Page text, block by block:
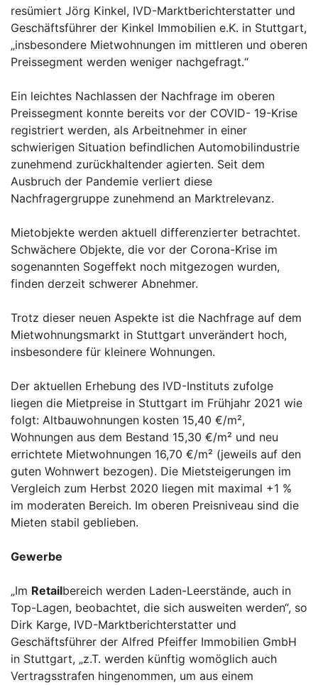
resümiert Jörg Kinkel, IVD-Marktberichterstatter und
Geschäftsführer der Kinkel Immobilien e.K. in Stuttgart,
„insbesondere Mietwohnungen im mittleren und oberen
Preissegment werden weniger nachgefragt.“
Ein leichtes Nachlassen der Nachfrage im oberen
Preissegment konnte bereits vor der COVID- 19-Krise
registriert werden, als Arbeitnehmer in einer
schwierigen Situation befindlichen Automobilindustrie
zunehmend zurückhaltender agierten. Seit dem
Ausbruch der Pandemie verliert diese
Nachfragergruppe zunehmend an Marktrelevanz.
Mietobjekte werden aktuell differenzierter betrachtet.
Schwächere Objekte, die vor der Corona-Krise im
sogenannten Sogeffekt noch mitgezogen wurden,
finden derzeit schwerer Abnehmer.
Trotz dieser neuen Aspekte ist die Nachfrage auf dem
Mietwohnungsmarkt in Stuttgart unverändert hoch,
insbesondere für kleinere Wohnungen.
Der aktuellen Erhebung des IVD-Instituts zufolge
liegen die Mietpreise in Stuttgart im Frühjahr 2021 wie
folgt: Altbauwohnungen kosten 15,40 €/m²,
Wohnungen aus dem Bestand 15,30 €/m² und neu
errichtete Mietwohnungen 16,70 €/m² (jeweils auf den
guten Wohnwert bezogen). Die Mietsteigerungen im
Vergleich zum Herbst 2020 liegen mit maximal +1 %
im moderaten Bereich. Im oberen Preisniveau sind die
Mieten stabil geblieben.
Gewerbe
„Im Retailbereich werden Laden-Leerstände, auch in
Top-Lagen, beobachtet, die sich ausweiten werden“, so
Dirk Karge, IVD-Marktberichterstatter und
Geschäftsführer der Alfred Pfeiffer Immobilien GmbH
in Stuttgart, „z.T. werden künftig womöglich auch
Vertragsstrafen hingenommen, um aus einem